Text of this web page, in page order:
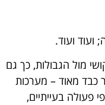
ועוד ועוד.
מול הגבולות, כך גם
כבד מאוד – מערכות
פעולה בעייתיים,